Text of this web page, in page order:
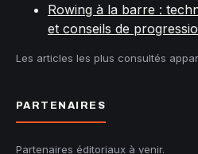
Rowing à la barre :
et conseils de
Les articles les plus consultés
PARTENAIRES
Partenaires éditoriaux à venir.